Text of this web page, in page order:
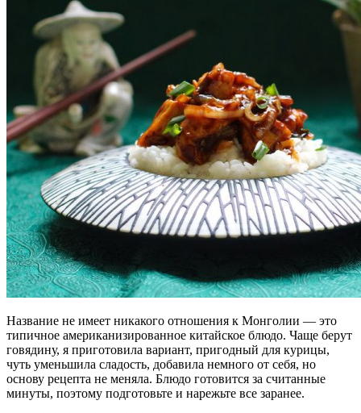
Название не имеет никакого отношения к Монголии — это
типичное американизированное китайское блюдо. Чаще берут
говядину, я приготовила вариант, пригодный для курицы,
чуть уменьшила сладость, добавила немного от себя, но
основу рецепта не меняла. Блюдо готовится за считанные
минуты, поэтому подготовьте и нарежьте все заранее.